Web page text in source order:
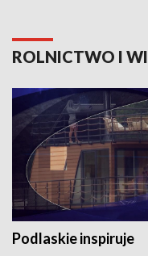
ROLNICTWO I
Podlaskie inspiruje